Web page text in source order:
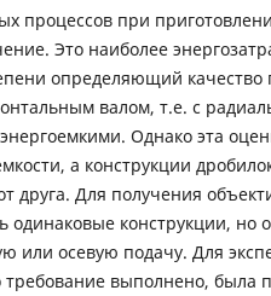
процессов при
Это наиболее
определяющий качество
валом, т.е. с
Однако эта
а конструкции
друга. Для получения
одинаковые конструкции,
или осевую подачу. Для
требование выполнено, была